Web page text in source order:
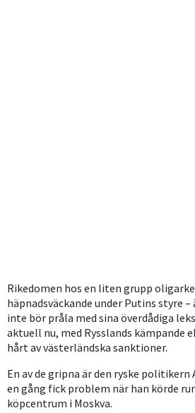
Rikedomen hos en liten grupp
häpnadsväckande under Putins styre
inte bör pråla med sina överdådiga
aktuell nu, med Rysslands kämpande
hårt av västerländska sanktioner.
En av de gripna är den ryske politikern
en gång fick problem när han körde
köpcentrum i Moskva.